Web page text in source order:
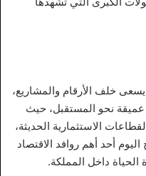
خلف الأرقام والمشاريع،
نحو المستقبل، حيث
الاستثمارية الحديثة،
أحد أهم روافد الاقتصاد
الحياة داخل المملكة.